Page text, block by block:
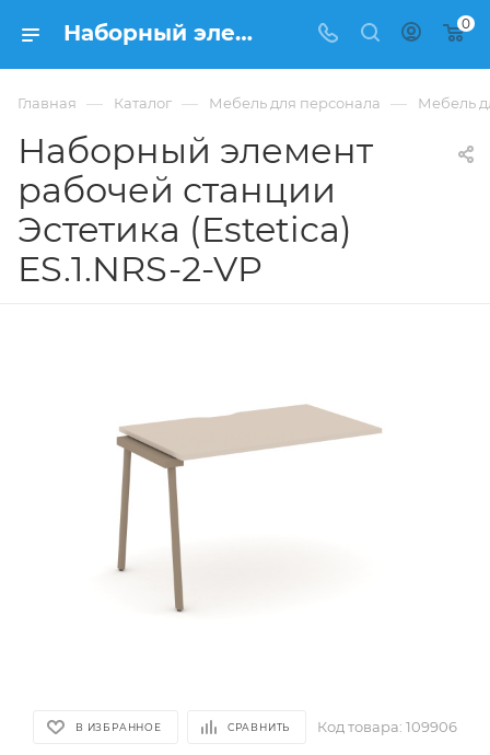
Наборный элемент рабочей станции Эстетика (Estetica) ES.1.NRS-2-VP купить в Москве, цена 18 159 ₽. - интернет-магазин ФРАНКОМ 0
Главная — Каталог — Мебель для персонала — Мебель
Наборный элемент
рабочей станции
Эстетика (Estetica)
ES.1.NRS-2-VP
В ИЗБРАННОЕ СРАВНИТЬ Код товара: 109906